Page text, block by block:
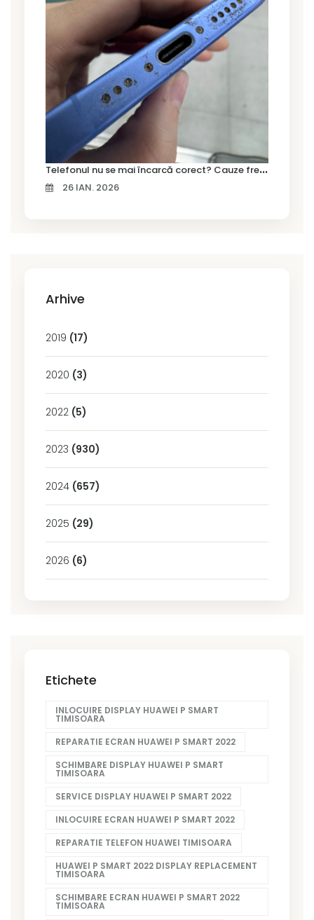
T
elefonul nu se mai încarcă corect? Cauze frecvente și soluții la service în Timișoara
26 IAN. 2026
Arhive
2019 (17)
2020 (3)
2022 (5)
2023 (930)
2024 (657)
2025 (29)
2026 (6)
Etichete
INLOCUIRE DISPLAY HUAWEI P SMART
TIMISOARA
REPARATIE ECRAN HUAWEI P SMART 2022
SCHIMBARE DISPLAY HUAWEI P SMART
TIMISOARA
SERVICE DISPLAY HUAWEI P SMART 2022
INLOCUIRE ECRAN HUAWEI P SMART 2022
REPARATIE TELEFON HUAWEI TIMISOARA
HUAWEI P SMART 2022 DISPLAY REPLACEMENT
TIMISOARA
SCHIMBARE ECRAN HUAWEI P SMART 2022
TIMISOARA